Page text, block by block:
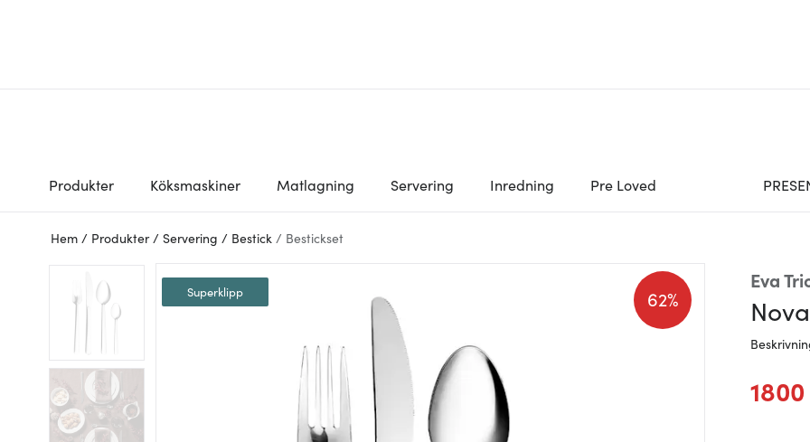
Produkter Köksmaskiner Matlagning Servering Inredning Pre Loved
Hem / Produkter / Servering / Bestick / Bestickset
Eva
62%
Superklipp